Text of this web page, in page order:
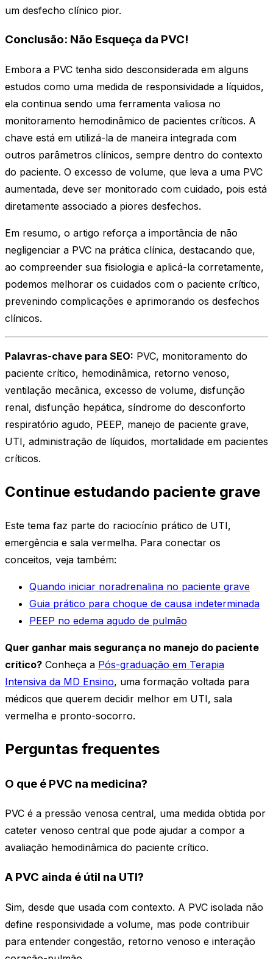
um desfecho clínico pior.
Conclusão: Não Esqueça da PVC!
Embora a PVC tenha sido desconsiderada em alguns
estudos como uma medida de responsividade a líquidos,
ela continua sendo uma ferramenta valiosa no
monitoramento hemodinâmico de pacientes críticos. A
chave está em utilizá-la de maneira integrada com
outros parâmetros clínicos, sempre dentro do contexto
do paciente. O excesso de volume, que leva a uma PVC
aumentada, deve ser monitorado com cuidado, pois está
diretamente associado a piores desfechos.
Em resumo, o artigo reforça a importância de não
negligenciar a PVC na prática clínica, destacando que,
ao compreender sua fisiologia e aplicá-la corretamente,
podemos melhorar os cuidados com o paciente crítico,
prevenindo complicações e aprimorando os desfechos
clínicos.
Palavras-chave para SEO: PVC, monitoramento do
paciente crítico, hemodinâmica, retorno venoso,
ventilação mecânica, excesso de volume, disfunção
renal, disfunção hepática, síndrome do desconforto
respiratório agudo, PEEP, manejo de paciente grave,
UTI, administração de líquidos, mortalidade em pacientes
críticos.
Continue estudando paciente grave
Este tema faz parte do raciocínio prático de UTI,
emergência e sala vermelha. Para conectar os
conceitos, veja também:
Quando iniciar noradrenalina no paciente grave
Guia prático para choque de causa indeterminada
PEEP no edema agudo de pulmão
Quer ganhar mais segurança no manejo do paciente
crítico? Conheça a Pós-graduação em Terapia
Intensiva da MD Ensino, uma formação voltada para
médicos que querem decidir melhor em UTI, sala
vermelha e pronto-socorro.
Perguntas frequentes
O que é PVC na medicina?
PVC é a pressão venosa central, uma medida obtida por
cateter venoso central que pode ajudar a compor a
avaliação hemodinâmica do paciente crítico.
A PVC ainda é útil na UTI?
Sim, desde que usada com contexto. A PVC isolada não
define responsividade a volume, mas pode contribuir
para entender congestão, retorno venoso e interação